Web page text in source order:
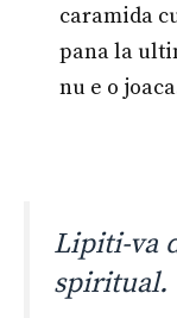
caramida
pana la
nu e o
Lipiti-va
spiritual.